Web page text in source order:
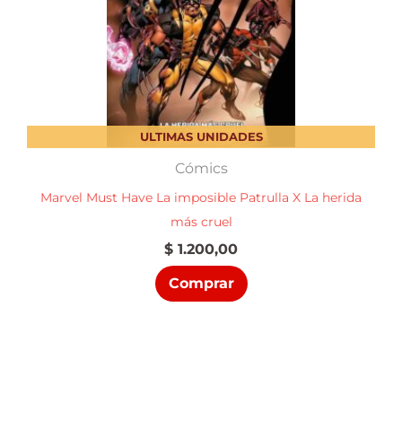
ULTIMAS UNIDADES
Cómics
Marvel Must Have La imposible Patrulla X La herida
más cruel
$ 1.200,00
Comprar